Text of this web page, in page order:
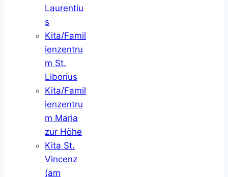
Laurentiu
s
Kita/Famil
ienzentru
m St.
Liborius
Kita/Famil
ienzentru
m Maria
zur Höhe
Kita St.
Vincenz
(am